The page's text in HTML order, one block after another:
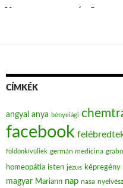
CÍMKÉK
angyal anya bényeiági
facebook
földönkívüliek germán medicina
homeopátia isten jézus képregény
magyar Mariann nap nasa nyelvész